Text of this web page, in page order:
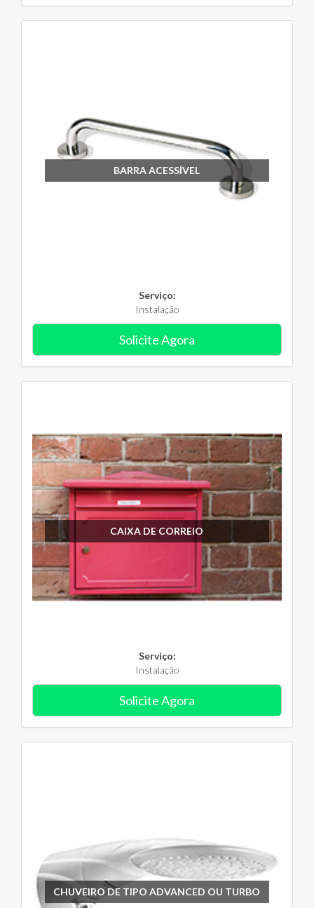
BARRA ACESSÍVEL
Serviço:
Instalação
Solicite Agora
CAIXA DE CORREIO
Serviço:
Instalação
Solicite Agora
CHUVEIRO DE TIPO ADVANCED OU TURBO